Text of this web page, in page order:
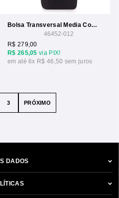
Bolsa Transversal Media Com Ziper Frontal
46452-012
R$ 265,05 via PIX!
R$ 279,00
6x R$ 46,50
3
DADOS